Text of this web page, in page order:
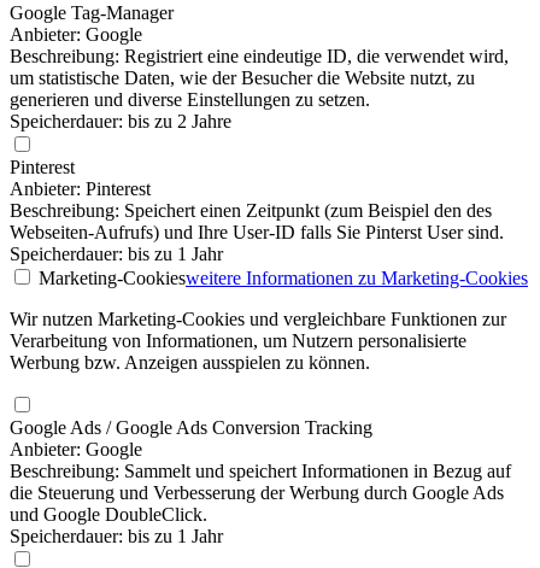
Google Tag-Manager
Anbieter: Google
Beschreibung: Registriert eine eindeutige ID, die verwendet wird,
um statistische Daten, wie der Besucher die Website nutzt, zu
generieren und diverse Einstellungen zu setzen.
Speicherdauer: bis zu 2 Jahre
Pinterest
Anbieter: Pinterest
Beschreibung: Speichert einen Zeitpunkt (zum Beispiel den des
Webseiten-Aufrufs) und Ihre User-ID falls Sie Pinterst User sind.
Speicherdauer: bis zu 1 Jahr
Marketing-Cookiesweitere Informationen zu Marketing-Cookies
Wir nutzen Marketing-Cookies und vergleichbare Funktionen zur
Verarbeitung von Informationen, um Nutzern personalisierte
Werbung bzw. Anzeigen ausspielen zu können.
Google Ads / Google Ads Conversion Tracking
Anbieter: Google
Beschreibung: Sammelt und speichert Informationen in Bezug auf
die Steuerung und Verbesserung der Werbung durch Google Ads
und Google DoubleClick.
Speicherdauer: bis zu 1 Jahr